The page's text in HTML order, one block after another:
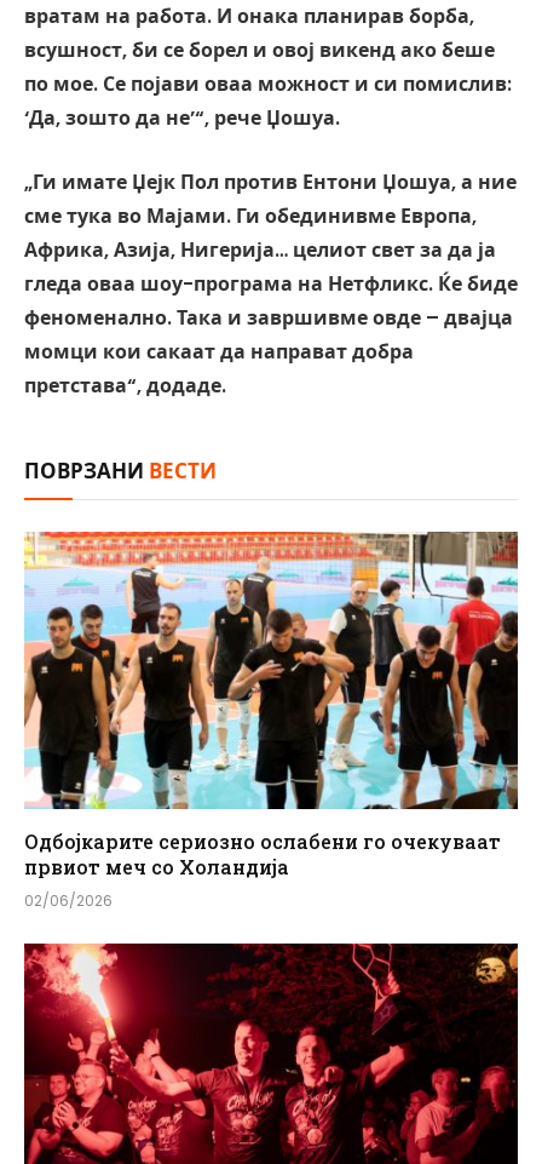
вратам на работа. И онака планирав борба,
всушност, би се борел и овој викенд ако беше
по мое. Се појави оваа можност и си помислив:
‘Да, зошто да не’“, рече Џошуа.
„Ги имате Џејк Пол против Ентони Џошуа, а ние
сме тука во Мајами. Ги обединивме Европа,
Африка, Азија, Нигерија… целиот свет за да ја
гледа оваа шоу-програма на Нетфликс. Ќе биде
феноменално. Така и завршивме овде – двајца
момци кои сакаат да направат добра
претстава“, додаде.
ПОВРЗАНИ ВЕСТИ
Одбојкарите сериозно ослабени го очекуваат
првиот меч со Холандија
02/06/2026